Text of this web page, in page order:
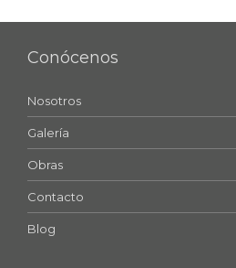
Conócenos
Nosotros
Galería
Obras
Contacto
Blog